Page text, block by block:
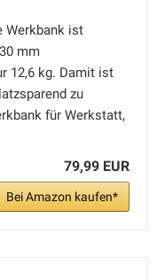
Werkbank ist
mm
12,6 kg. Damit ist
zu
für Werkstatt,
79,99 EUR
Bei Amazon kaufen*